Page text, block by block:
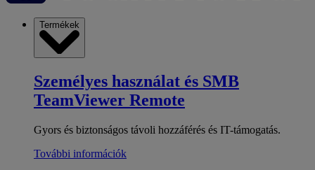
Termékek
Személyes használat és SMB
TeamViewer Remote
Gyors és biztonságos távoli hozzáférés és IT-támogatás.
További információk